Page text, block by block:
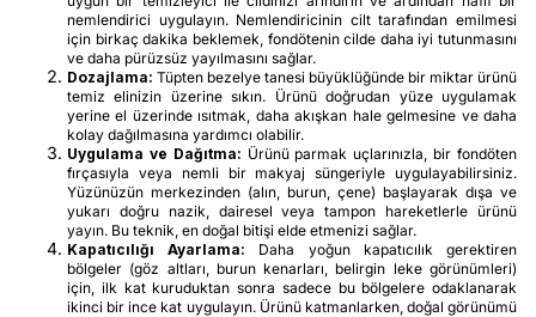
nemlendirici uygulayın. Nemlendiricinin cilt tarafından emilmesi
için birkaç dakika beklemek, fondötenin cilde daha iyi tutunmasını
ve daha pürüzsüz yayılmasını sağlar.
Dozajlama: Tüpten bezelye tanesi büyüklüğünde bir miktar ürünü
temiz elinizin üzerine sıkın. Ürünü doğrudan yüze uygulamak
yerine el üzerinde ısıtmak, daha akışkan hale gelmesine ve daha
kolay dağılmasına yardımcı olabilir.
Uygulama ve Dağıtma: Ürünü parmak uçlarınızla, bir fondöten
fırçasıyla veya nemli bir makyaj süngeriyle uygulayabilirsiniz.
Yüzünüzün merkezinden (alın, burun, çene) başlayarak dışa ve
yukarı doğru nazik, dairesel veya tampon hareketlerle ürünü
yayın. Bu teknik, en doğal bitişi elde etmenizi sağlar.
Kapatıcılığı Ayarlama: Daha yoğun kapatıcılık gerektiren
bölgeler (göz altları, burun kenarları, belirgin leke görünümleri)
için, ilk kat kuruduktan sonra sadece bu bölgelere odaklanarak
ikinci bir ince kat uygulayın. Ürünü katmanlarken, doğal görünümü